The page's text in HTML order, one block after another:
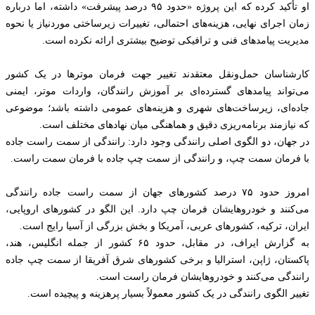
او تأکید کرده که این پروژه «حدود ۹۵ درصد پیشرفت» داشته، اما درباره
زمان اجرای نهایی، هزینه‌های احتمالی، تغییرات زیرساختی موردنیاز یا نحوه
مدیریت پیامدهای فنی و ترافیکی توضیح بیشتری ارائه نکرده است.
کارشناسان حمل‌ونقل معتقدند تغییر جهت فرمان موترها در یک کشور
می‌تواند پیامدهای گسترده‌ای بر آموزش رانندگان، واردات موتر، ایمنی
جاده‌ای، زیرساخت‌های شهری و هزینه‌های عمومی داشته باشد؛ موضوعی
که نیازمند برنامه‌ریزی دقیق و هماهنگی میان نهادهای مختلف است.
در جهان، دو الگوی اصلی رانندگی وجود دارد: رانندگی از سمت راست جاده
با فرمان سمت چپ، و رانندگی از سمت چپ جاده با فرمان سمت راست.
امروز حدود ۷۵ درصد کشورهای جهان از سمت راست جاده رانندگی
می‌کنند و خودروهایشان فرمان چپ دارد. این الگو در کشورهای اروپایی،
ایران، ترکیه، کشورهای عربی، آمریکا و بخش بزرگی از آسیا رایج است.
به گزارش ایراف، در مقابل، حدود ۶۵ کشور از جمله انگلیس، هند،
پاکستان، ژاپن، استرالیا و برخی کشورهای شرق آفریقا از سمت چپ جاده
رانندگی می‌کنند و خودروهایشان فرمان راست است.
تغییر الگوی رانندگی در یک کشور معمولاً بسیار پرهزینه و پیچیده است.